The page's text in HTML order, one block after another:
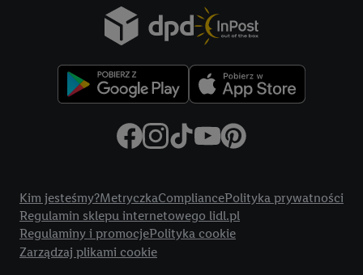
Kim jesteśmy?MetryczkaCompliancePolityka prywatności
Regulamin sklepu internetowego lidl.pl
Regulaminy i promocjePolityka cookie
Zarządzaj plikami cookie